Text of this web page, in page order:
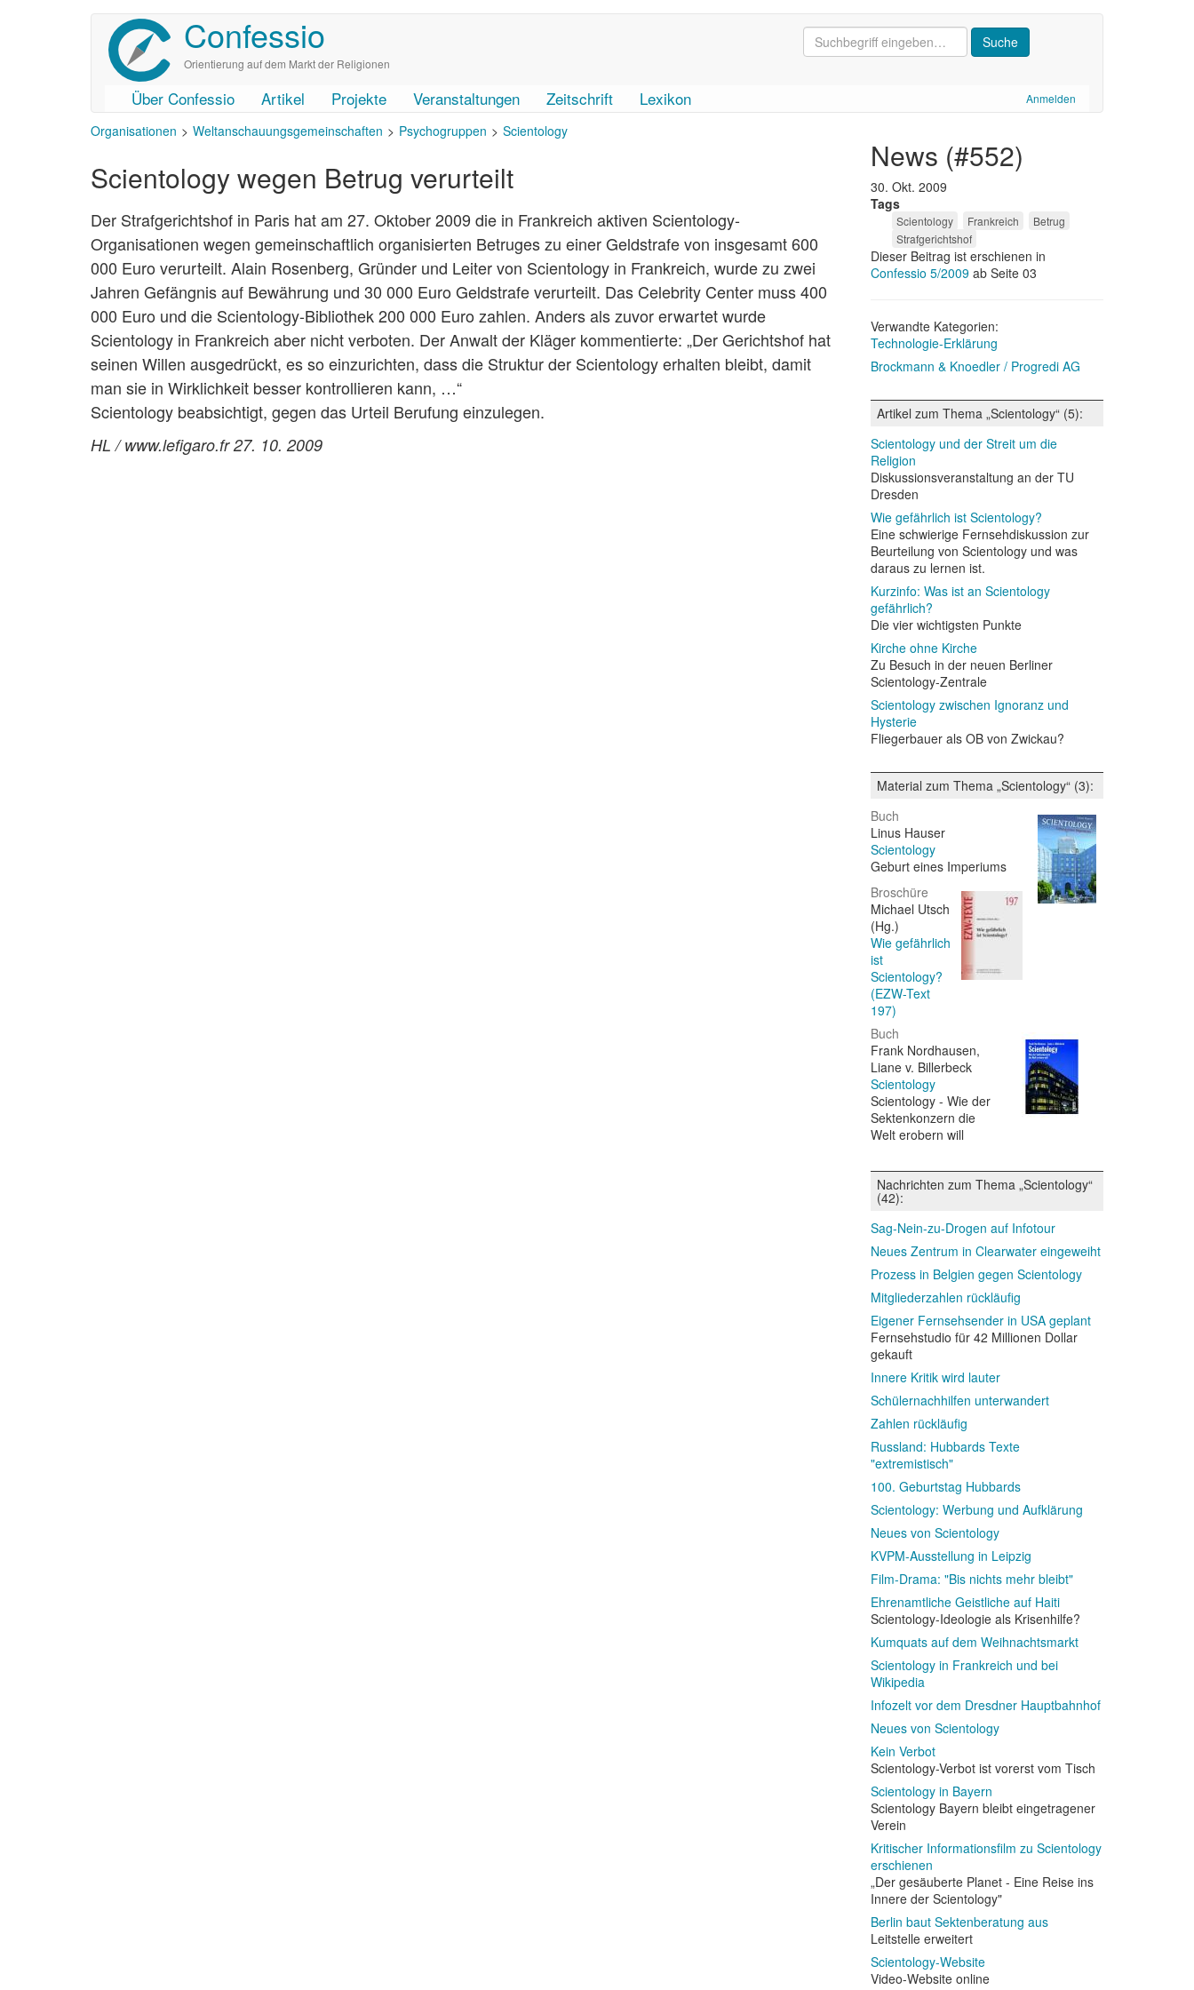
Confessio
Orientierung auf dem Markt der Religionen
User
account
menu
Anmelden
Main
navigation
Über Confessio Artikel Projekte Veranstaltungen Zeitschrift Lexikon
Organisationen Weltanschauungsgemeinschaften Psychogruppen Scientology
Scientology wegen Betrug verurteilt
Der Strafgerichtshof in Paris hat am 27. Oktober 2009 die in Frankreich aktiven Scientology-
Organisationen wegen gemeinschaftlich organisierten Betruges zu einer Geldstrafe von insgesamt 600
000 Euro verurteilt. Alain Rosenberg, Gründer und Leiter von Scientology in Frankreich, wurde zu zwei
Jahren Gefängnis auf Bewährung und 30 000 Euro Geldstrafe verurteilt. Das Celebrity Center muss 400
000 Euro und die Scientology-Bibliothek 200 000 Euro zahlen. Anders als zuvor erwartet wurde
Scientology in Frankreich aber nicht verboten. Der Anwalt der Kläger kommentierte: „Der Gerichtshof hat
seinen Willen ausgedrückt, es so einzurichten, dass die Struktur der Scientology erhalten bleibt, damit
man sie in Wirklichkeit besser kontrollieren kann, …“
Scientology beabsichtigt, gegen das Urteil Berufung einzulegen.
HL / www.lefigaro.fr 27. 10. 2009
news (#552)
30. Okt. 2009
Tags
Scientology Frankreich
Betrug
Strafgerichtshof
Dieser Beitrag ist erschienen in
Confessio 5/2009 ab Seite 03
Verwandte Kategorien:
Technologie-Erklärung
Brockmann & Knoedler / Progredi AG
Artikel zum Thema „Scientology“ (5):
Scientology und der Streit um die
Religion
Diskussionsveranstaltung an der TU
Dresden
Wie gefährlich ist Scientology?
Eine schwierige Fernsehdiskussion zur
Beurteilung von Scientology und was
daraus zu lernen ist.
Kurzinfo: Was ist an Scientology
gefährlich?
Die vier wichtigsten Punkte
Kirche ohne Kirche
Zu Besuch in der neuen Berliner
Scientology-Zentrale
Scientology zwischen Ignoranz und
Hysterie
Fliegerbauer als OB von Zwickau?
Material zum Thema „Scientology“ (3):
Buch
Linus Hauser
Scientology
Geburt eines Imperiums
Broschüre
Michael Utsch
(Hg.)
Wie gefährlich
ist
Scientology?
(EZW-Text
197)
Buch
Frank Nordhausen,
Liane v. Billerbeck
Scientology
Scientology - Wie der
Sektenkonzern die
Welt erobern will
Nachrichten zum Thema „Scientology“
(42):
Sag-Nein-zu-Drogen auf Infotour
Neues Zentrum in Clearwater eingeweiht
Prozess in Belgien gegen Scientology
Mitgliederzahlen rückläufig
Eigener Fernsehsender in USA geplant
Fernsehstudio für 42 Millionen Dollar
gekauft
Innere Kritik wird lauter
Schülernachhilfen unterwandert
Zahlen rückläufig
Russland: Hubbards Texte
"extremistisch"
100. Geburtstag Hubbards
Scientology: Werbung und Aufklärung
Neues von Scientology
KVPM-Ausstellung in Leipzig
Film-Drama: "Bis nichts mehr bleibt"
Ehrenamtliche Geistliche auf Haiti
Scientology-Ideologie als Krisenhilfe?
Kumquats auf dem Weihnachtsmarkt
Scientology in Frankreich und bei
Wikipedia
Infozelt vor dem Dresdner Hauptbahnhof
Neues von Scientology
Kein Verbot
Scientology-Verbot ist vorerst vom Tisch
Scientology in Bayern
Scientology Bayern bleibt eingetragener
Verein
Kritischer Informationsfilm zu Scientology
erschienen
„Der gesäuberte Planet - Eine Reise ins
Innere der Scientology"
Berlin baut Sektenberatung aus
Leitstelle erweitert
Scientology-Website
Video-Website online